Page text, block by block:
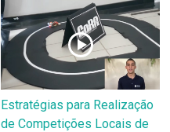
Estratégias para Realização
de Competições Locais de